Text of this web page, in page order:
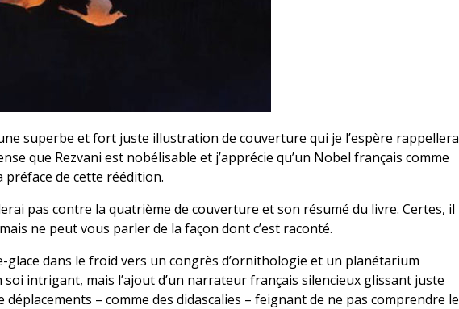
superbe et fort juste illustration de couverture qui je l’espère rappellera
que Rezvani est nobélisable et j’apprécie qu’un Nobel français comme
préface de cette réédition.
pas contre la quatrième de couverture et son résumé du livre. Certes, il
ne peut vous parler de la façon dont c’est raconté.
dans le froid vers un congrès d’ornithologie et un planétarium
soi intrigant, mais l’ajout d’un narrateur français silencieux glissant juste
déplacements – comme des didascalies – feignant de ne pas comprendre le